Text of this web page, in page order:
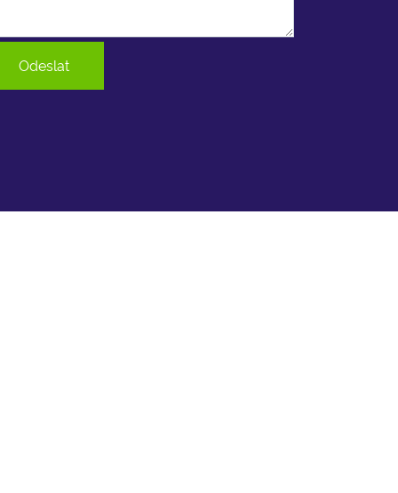
Odeslat